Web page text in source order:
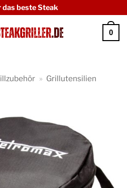
beste Steak
0
» Grillutensilien